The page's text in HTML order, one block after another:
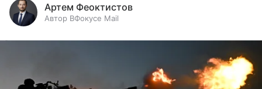
Артем Феоктистов
Автор ВФокусе Mail